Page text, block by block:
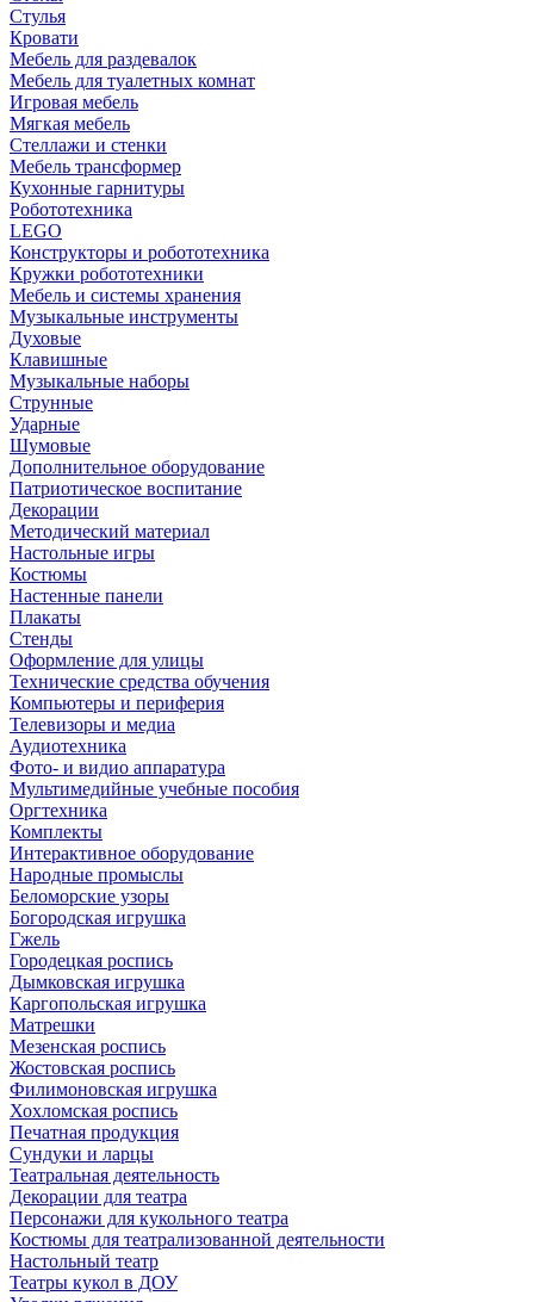
Cтулья
Кровати
Мебель для раздевалок
Мебель для туалетных комнат
Игровая мебель
Мягкая мебель
Стеллажи и стенки
Мебель трансформер
Кухонные гарнитуры
Робототехника
LEGO
Конструкторы и робототехника
Кружки робототехники
Мебель и системы хранения
Музыкальные инструменты
Духовые
Клавишные
Музыкальные наборы
Струнные
Ударные
Шумовые
Дополнительное оборудование
Патриотическое воспитание
Декорации
Методический материал
Настольные игры
Костюмы
Настенные панели
Плакаты
Стенды
Оформление для улицы
Технические средства обучения
Компьютеры и периферия
Телевизоры и медиа
Аудиотехника
Фото- и видио аппаратура
Мультимедийные учебные пособия
Оргтехника
Комплекты
Интерактивное оборудование
Народные промыслы
Беломорские узоры
Богородская игрушка
Гжель
Городецкая роспись
Дымковская игрушка
Каргопольская игрушка
Матрешки
Мезенская роспись
Жостовская роспись
Филимоновская игрушка
Хохломская роспись
Печатная продукция
Сундуки и ларцы
Театральная деятельность
Декорации для театра
Персонажи для кукольного театра
Костюмы для театрализованной деятельности
Настольный театр
Театры кукол в ДОУ